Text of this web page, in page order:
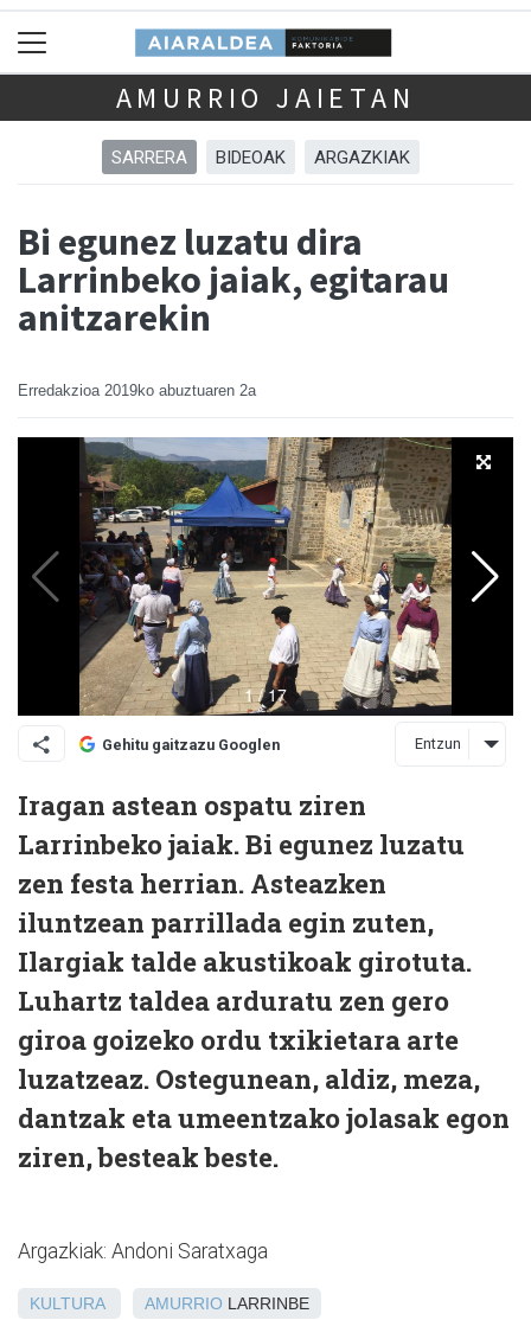
AMURRIO JAIETAN
SARRERA BIDEOAK ARGAZKIAK
Bi egunez luzatu dira
Larrinbeko jaiak, egitarau
anitzarekin
Erredakzioa 2019ko abuztuaren 2a
Gehitu gaitzazu Googlen Entzun
Iragan astean ospatu ziren
Larrinbeko jaiak. Bi egunez luzatu
zen festa herrian. Asteazken
iluntzean parrillada egin zuten,
Ilargiak talde akustikoak girotuta.
Luhartz taldea arduratu zen gero
giroa goizeko ordu txikietara arte
luzatzeaz. Ostegunean, aldiz, meza,
dantzak eta umeentzako jolasak egon
ziren, besteak beste.
Argazkiak: Andoni Saratxaga
KULTURA AMURRIO LARRINBE